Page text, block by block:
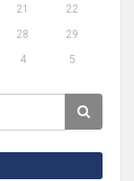
21
22
28
29
4 5